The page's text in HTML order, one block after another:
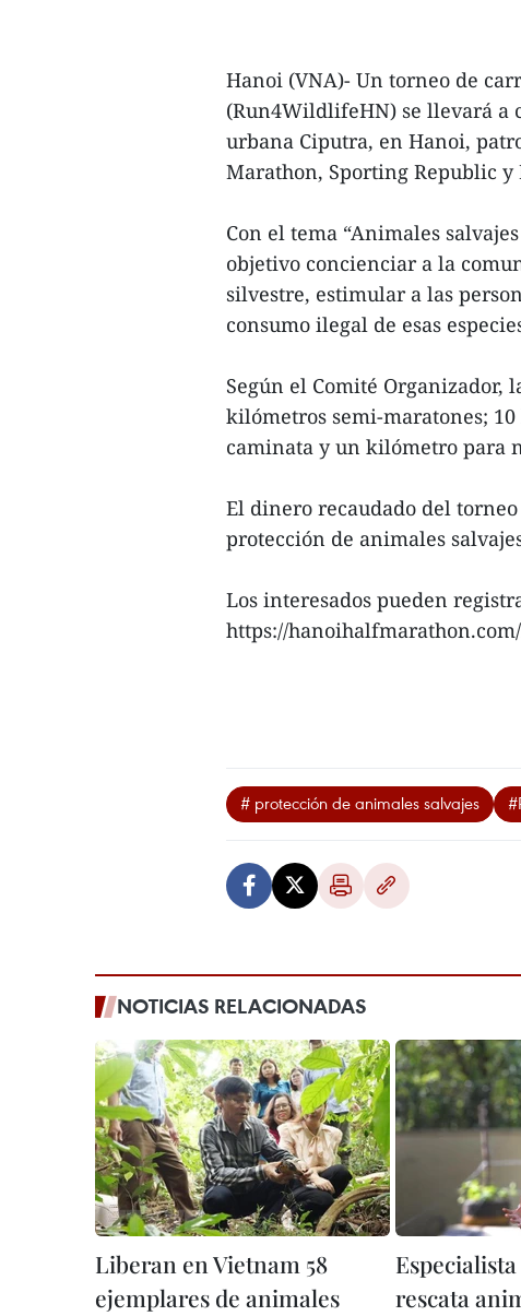
Hanoi (VNA)- Un torneo de
(Run4WildlifeHN) se llevará a
urbana Ciputra, en Hanoi,
Marathon, Sporting Republic
Con el tema “Animales
objetivo concienciar a la
silvestre, estimular a las
consumo ilegal de esas
Según el Comité Organizador,
kilómetros semi-maratones;
caminata y un kilómetro para
El dinero recaudado del
protección de animales
Los interesados pueden
https://
# protección de animales salvajes
NOTICIAS RELACIONADAS
Liberan en Vietnam 58
ejemplares de animales
rescata